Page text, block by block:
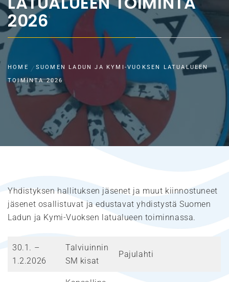
2026
HOME
SUOMEN LADUN JA KYMI-VUOKSEN LATUALUEEN
TOIMINTA 2026
Yhdistyksen hallituksen jäsenet ja muut kiinnostuneet
jäsenet osallistuvat ja edustavat yhdistystä Suomen
Ladun ja Kymi-Vuoksen latualueen toiminnassa.
30.1. –
1.2.2026
Talviuinnin
SM kisat
Pajulahti